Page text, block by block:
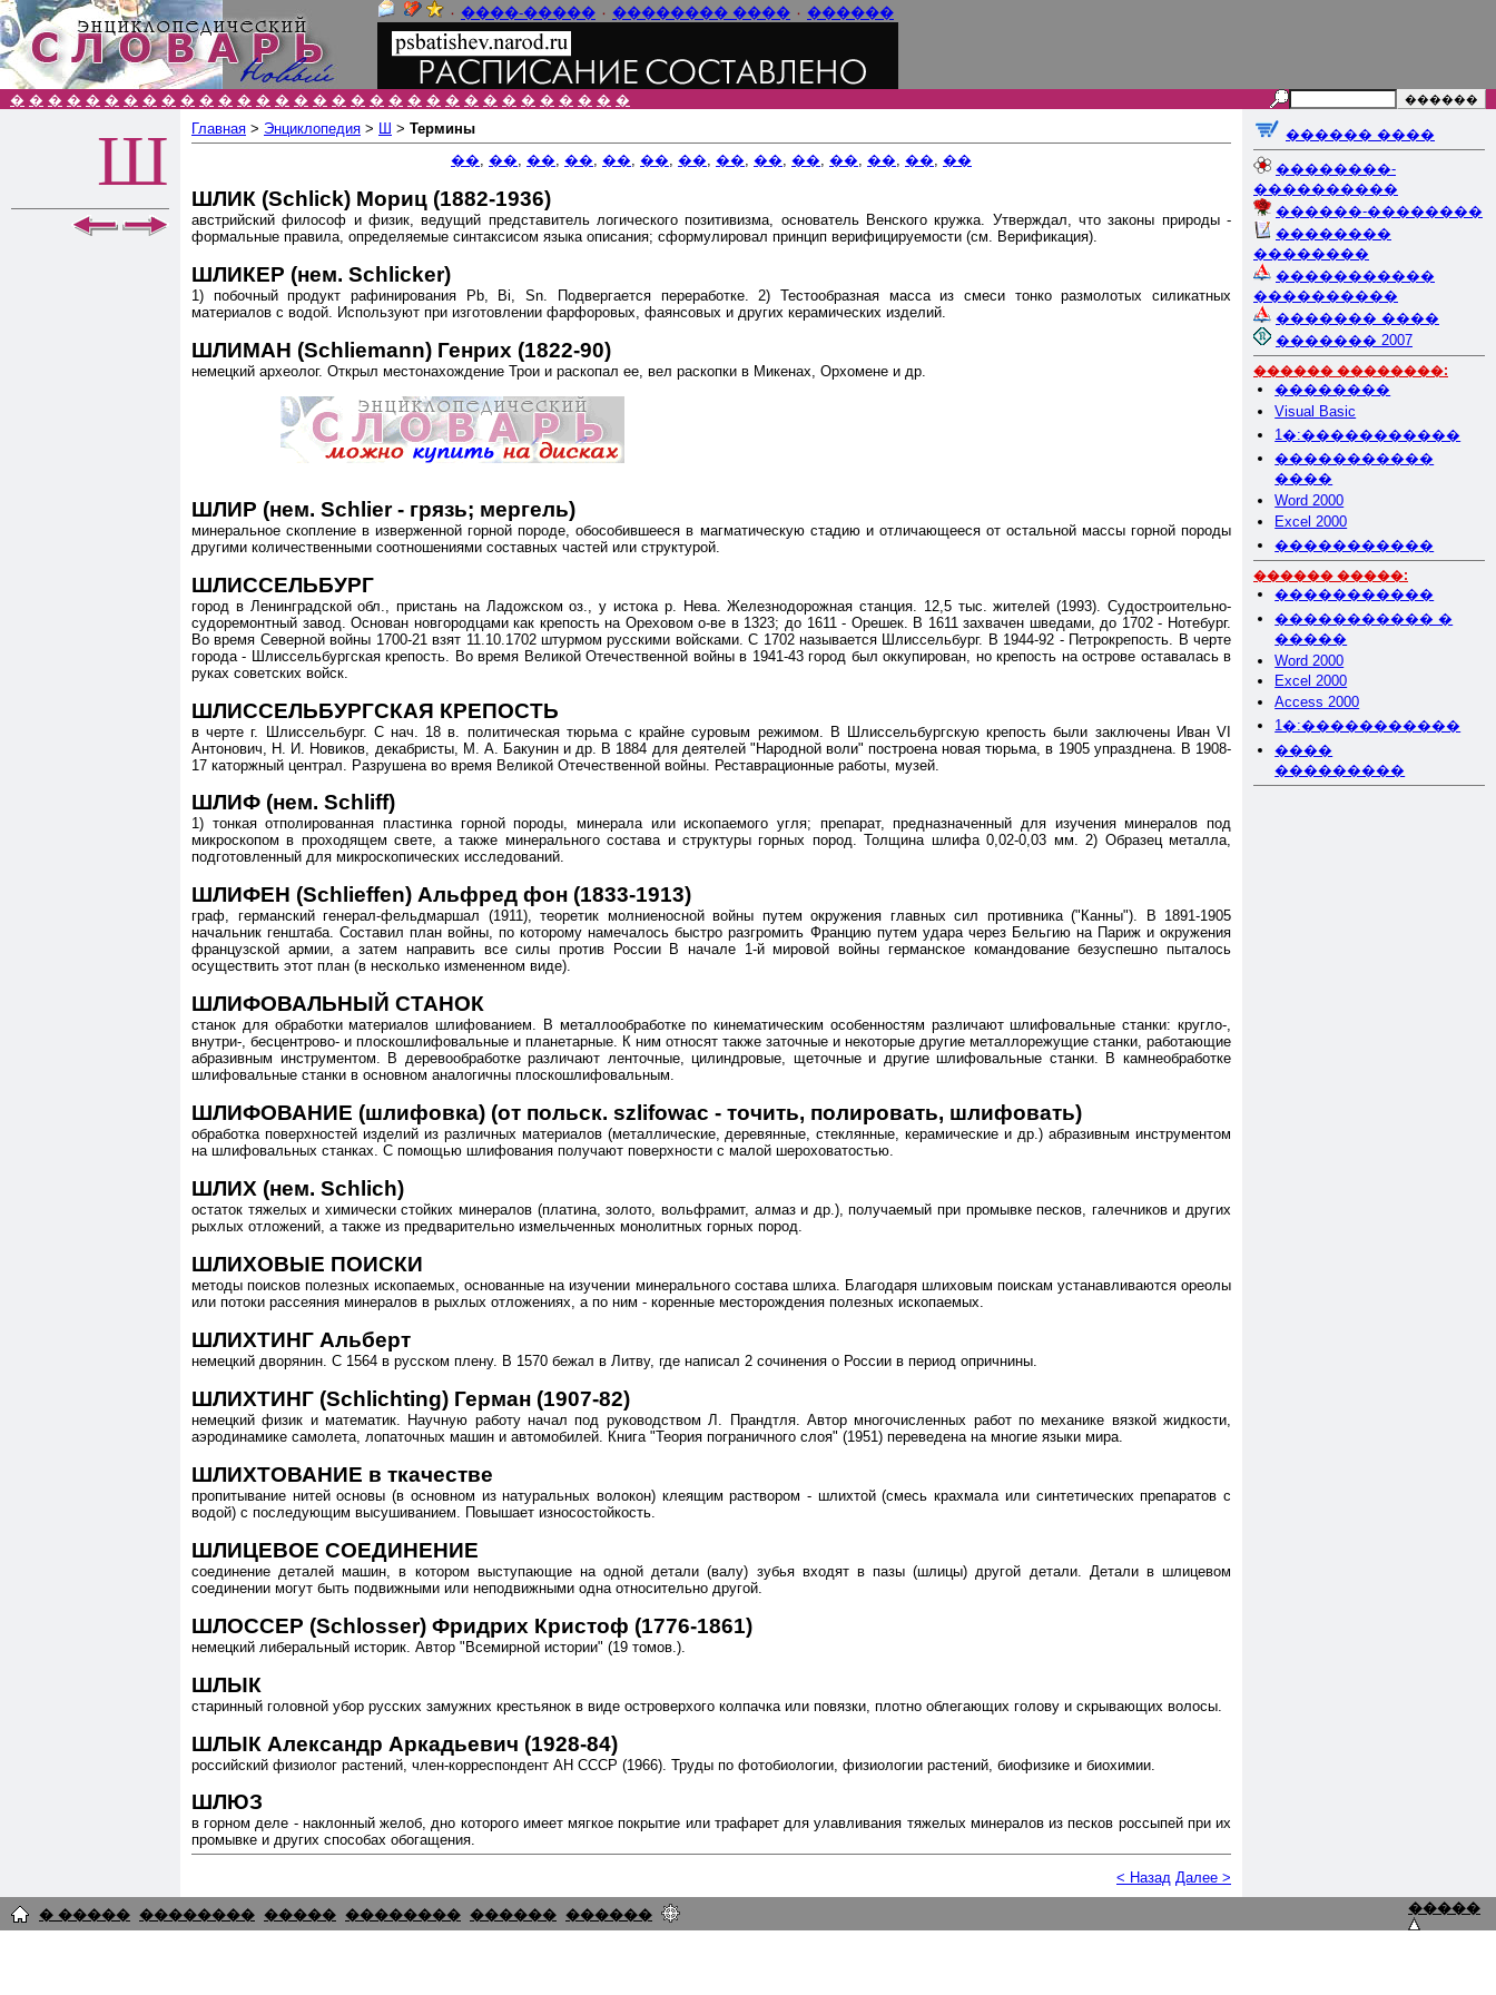
٠ ���� �������� ٠ �����-���� ٠ ������
� � � � � � � � � � � � � � � � � � � � � � � � � � � � � � � � �
Ш Главная > Энциклопедия > Ш > Термины
��, ��, ��, ��, ��, ��, ��, ��, ��, ��, ��, ��, ��, ��
ШЛИК (Schlick) Мориц (1882-1936)
австрийский философ и физик, ведущий представитель логического позитивизма, основатель Венского кружка. Утверждал, что законы природы -
формальные правила, определяемые синтаксисом языка описания; сформулировал принцип верифицируемости (см. Верификация).
ШЛИКЕР (нем. Schlicker)
1) побочный продукт рафинирования Pb, Bi, Sn. Подвергается переработке. 2) Тестообразная масса из смеси тонко размолотых силикатных
материалов с водой. Используют при изготовлении фарфоровых, фаянсовых и других керамических изделий.
ШЛИМАН (Schliemann) Генрих (1822-90)
немецкий археолог. Открыл местонахождение Трои и раскопал ее, вел раскопки в Микенах, Орхомене и др.
ШЛИР (нем. Schlier - грязь; мергель)
минеральное скопление в изверженной горной породе, обособившееся в магматическую стадию и отличающееся от остальной массы горной породы
другими количественными соотношениями составных частей или структурой.
ШЛИССЕЛЬБУРГ
город в Ленинградской обл., пристань на Ладожском оз., у истока р. Нева. Железнодорожная станция. 12,5 тыс. жителей (1993). Судостроительно-
судоремонтный завод. Основан новгородцами как крепость на Ореховом о-ве в 1323; до 1611 - Орешек. В 1611 захвачен шведами, до 1702 - Нотебург.
Во время Северной войны 1700-21 взят 11.10.1702 штурмом русскими войсками. С 1702 называется Шлиссельбург. В 1944-92 - Петрокрепость. В черте
города - Шлиссельбургская крепость. Во время Великой Отечественной войны в 1941-43 город был оккупирован, но крепость на острове оставалась в
руках советских войск.
ШЛИССЕЛЬБУРГСКАЯ КРЕПОСТЬ
в черте г. Шлиссельбург. С нач. 18 в. политическая тюрьма с крайне суровым режимом. В Шлиссельбургскую крепость были заключены Иван VI
Антонович, Н. И. Новиков, декабристы, М. А. Бакунин и др. В 1884 для деятелей "Народной воли" построена новая тюрьма, в 1905 упразднена. В 1908-
17 каторжный централ. Разрушена во время Великой Отечественной войны. Реставрационные работы, музей.
ШЛИФ (нем. Schliff)
1) тонкая отполированная пластинка горной породы, минерала или ископаемого угля; препарат, предназначенный для изучения минералов под
микроскопом в проходящем свете, а также минерального состава и структуры горных пород. Толщина шлифа 0,02-0,03 мм. 2) Образец металла,
подготовленный для микроскопических исследований.
ШЛИФЕН (Schlieffen) Альфред фон (1833-1913)
граф, германский генерал-фельдмаршал (1911), теоретик молниеносной войны путем окружения главных сил противника ("Канны"). В 1891-1905
начальник генштаба. Составил план войны, по которому намечалось быстро разгромить Францию путем удара через Бельгию на Париж и окружения
французской армии, а затем направить все силы против России В начале 1-й мировой войны германское командование безуспешно пыталось
осуществить этот план (в несколько измененном виде).
ШЛИФОВАЛЬНЫЙ СТАНОК
станок для обработки материалов шлифованием. В металлообработке по кинематическим особенностям различают шлифовальные станки: кругло-,
внутри-, бесцентрово- и плоскошлифовальные и планетарные. К ним относят также заточные и некоторые другие металлорежущие станки, работающие
абразивным инструментом. В деревообработке различают ленточные, цилиндровые, щеточные и другие шлифовальные станки. В камнеобработке
шлифовальные станки в основном аналогичны плоскошлифовальным.
ШЛИФОВАНИЕ (шлифовка) (от польск. szlifowac - точить, полировать, шлифовать)
обработка поверхностей изделий из различных материалов (металлические, деревянные, стеклянные, керамические и др.) абразивным инструментом
на шлифовальных станках. С помощью шлифования получают поверхности с малой шероховатостью.
ШЛИХ (нем. Schlich)
остаток тяжелых и химически стойких минералов (платина, золото, вольфрамит, алмаз и др.), получаемый при промывке песков, галечников и других
рыхлых отложений, а также из предварительно измельченных монолитных горных пород.
ШЛИХОВЫЕ ПОИСКИ
методы поисков полезных ископаемых, основанные на изучении минерального состава шлиха. Благодаря шлиховым поискам устанавливаются ореолы
или потоки рассеяния минералов в рыхлых отложениях, а по ним - коренные месторождения полезных ископаемых.
ШЛИХТИНГ Альберт
немецкий дворянин. С 1564 в русском плену. В 1570 бежал в Литву, где написал 2 сочинения о России в период опричнины.
ШЛИХТИНГ (Schlichting) Герман (1907-82)
немецкий физик и математик. Научную работу начал под руководством Л. Прандтля. Автор многочисленных работ по механике вязкой жидкости,
аэродинамике самолета, лопаточных машин и автомобилей. Книга "Теория пограничного слоя" (1951) переведена на многие языки мира.
ШЛИХТОВАНИЕ в ткачестве
пропитывание нитей основы (в основном из натуральных волокон) клеящим раствором - шлихтой (смесь крахмала или синтетических препаратов с
водой) с последующим высушиванием. Повышает износостойкость.
ШЛИЦЕВОЕ СОЕДИНЕНИЕ
соединение деталей машин, в котором выступающие на одной детали (валу) зубья входят в пазы (шлицы) другой детали. Детали в шлицевом
соединении могут быть подвижными или неподвижными одна относительно другой.
ШЛОССЕР (Schlosser) Фридрих Кристоф (1776-1861)
немецкий либеральный историк. Автор "Всемирной истории" (19 томов.).
ШЛЫК
старинный головной убор русских замужних крестьянок в виде островерхого колпачка или повязки, плотно облегающих голову и скрывающих волосы.
ШЛЫК Александр Аркадьевич (1928-84)
российский физиолог растений, член-корреспондент АН СССР (1966). Труды по фотобиологии, физиологии растений, биофизике и биохимии.
ШЛЮЗ
в горном деле - наклонный желоб, дно которого имеет мягкое покрытие или трафарет для улавливания тяжелых минералов из песков россыпей при их
промывке и других способах обогащения.
< Назад Далее >
������ ����
��������-
����������
������-��������
��������
��������
�����������
����������
������� ����
������� 2007
������ ��������:
��������
Visual Basic
1�:�����������
�����������
����
Word 2000
Excel 2000
�����������
������ �����:
�����������
����������� �
�����
Word 2000
Excel 2000
Access 2000
1�:�����������
����
���������
� ����� �������� ����� �������� ������ ������ �����